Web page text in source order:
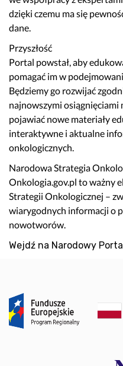
dzięki czemu ma się
dane.
Przyszłość
Portal powstał, aby
pomagać im w
Będziemy go rozwijać
najnowszymi osiągnięciami
pojawiać nowe materiały
interaktywne i aktualne
onkologicznych.
Narodowa Strategia
Onkologia.gov.pl to ważny
Strategii Onkologicznej –
wiarygodnych informacji o
nowotworów.
Wejdź na Narodowy